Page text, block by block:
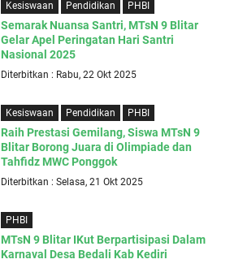
Kesiswaan Pendidikan PHBI
Semarak Nuansa Santri, MTsN 9 Blitar
Gelar Apel Peringatan Hari Santri
Nasional 2025
Diterbitkan : Rabu, 22 Okt 2025
Kesiswaan Pendidikan PHBI
Raih Prestasi Gemilang, Siswa MTsN 9
Blitar Borong Juara di Olimpiade dan
Tahfidz MWC Ponggok
Diterbitkan : Selasa, 21 Okt 2025
PHBI
MTsN 9 Blitar IKut Berpartisipasi Dalam
Karnaval Desa Bedali Kab Kediri